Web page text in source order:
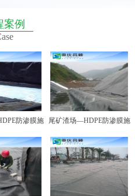
案例
防渗膜施
例二
尾矿渣场—HDPE防渗膜施
工图例一